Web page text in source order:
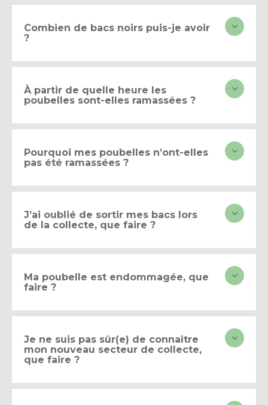
Combien de bacs noirs puis-je avoir
?
À partir de quelle heure les
poubelles sont-elles ramassées ?
Pourquoi mes poubelles n’ont-elles
pas été ramassées ?
J’ai oublié de sortir mes bacs lors
de la collecte, que faire ?
Ma poubelle est endommagée, que
faire ?
Je ne suis pas sûr(e) de connaître
mon nouveau secteur de collecte,
que faire ?